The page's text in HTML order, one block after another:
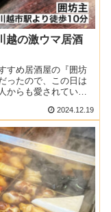
越の激ウマ居酒
すめ居酒屋の『囲坊
ったので、この日は
からも愛されてい
2024.12.19